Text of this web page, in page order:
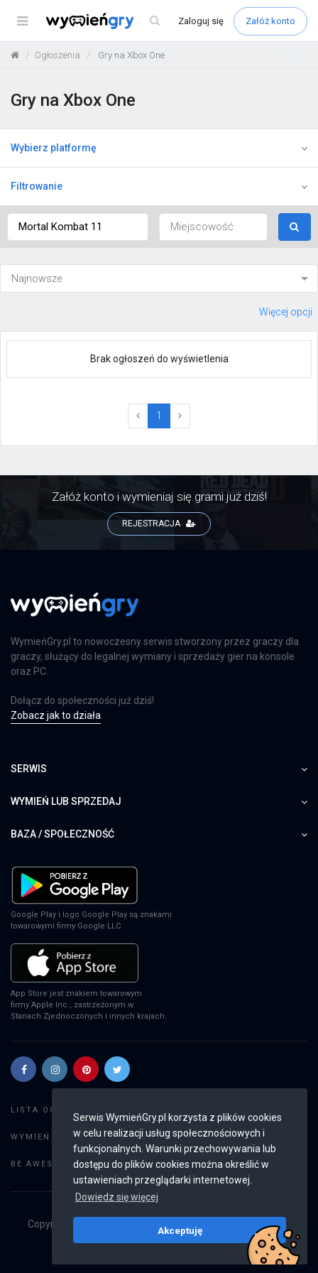
Serwis WymieńGry.pl korzysta z plików cookies
w celu realizacji usług społecznościowych i
funkcjonalnych. Warunki przechowywania lub
dostępu do plików cookies można określić w
ustawieniach przeglądarki internetowej.
Dowiedz się więcej
Akceptuję
Menu Zaloguj się Załóż konto
Ogłoszenia Gry na Xbox One
Gry na Xbox One
Wybierz platformę
Filtrowanie
Więcej opcji
Brak ogłoszeń do wyświetlenia
1 (current)
Załóż konto i wymieniaj się grami już dziś!
REJESTRACJA
WymieńGry.pl to nowoczesny serwis stworzony przez graczy dla
graczy, służący do legalnej wymiany i sprzedaży gier na konsole
oraz PC.
Dołącz do społeczności już dziś!
Zobacz jak to działa
SERWIS
WYMIEŃ LUB SPRZEDAJ
BAZA / SPOŁECZNOŚĆ
Google Play i logo Google Play są znakami
towarowymi firmy Google LLC.
App Store jest znakiem towarowym
firmy Apple Inc., zastrzeżonym w
Stanach Zjednoczonych i innych krajach.
LISTA OGŁOSZEŃ:
WYMIEŃ GRY: Dodaj ogłoszenie
BE AWESOME: Weryfikacja konta
Copyright © 2019 - 2026
Wszystkie prawa
v2.8.4